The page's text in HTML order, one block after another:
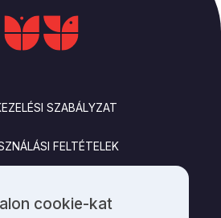
SZABÁLYZAT
FELTÉTELEK
cookie-kat